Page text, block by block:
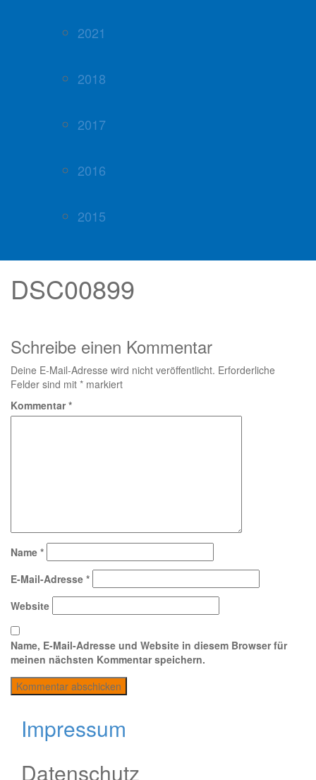
2021
2018
2017
2016
2015
DSC00899
Schreibe einen Kommentar
Deine E-Mail-Adresse wird nicht veröffentlicht. Erforderliche
Felder sind mit * markiert
Kommentar*
Name *
E-Mail-Adresse *
Website
Name, E-Mail-Adresse und Website in diesem Browser für
meinen nächsten Kommentar speichern.
Impressum
Datenschutz